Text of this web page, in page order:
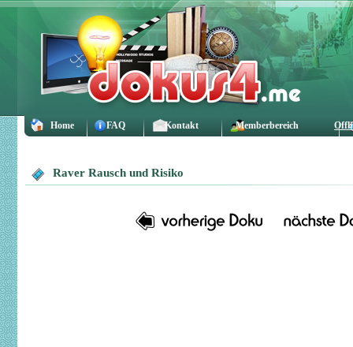
Home FAQ Kontakt Memberbereich
Raver Rausch und Risiko